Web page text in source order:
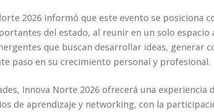
2026 informó que este evento se posiciona
del estado, al reunir en un solo espacio
que buscan desarrollar ideas, generar
paso en su crecimiento personal y profesional.
Innova Norte 2026 ofrecerá una experiencia
de aprendizaje y networking, con la